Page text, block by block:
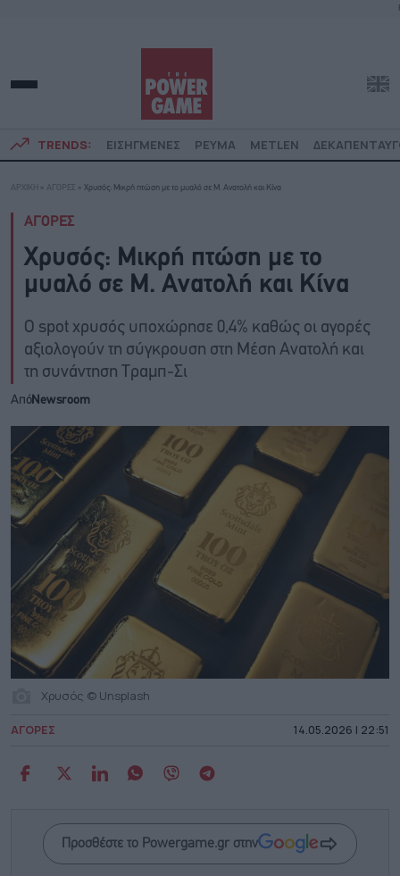
TRENDS: ΕΙΣΗΓΜΕΝΕΣ ΡΕΥΜΑ METLEN
ΑΡΧΙΚΗ » ΑΓΟΡΕΣ » Χρυσός: Μικρή πτώση με το μυαλό σε Μ. Ανατολή και Κίνα
ΑΓΟΡΕΣ
Χρυσός: Μικρή πτώση με το
μυαλό σε Μ. Ανατολή και Κίνα
Ο spot χρυσός υποχώρησε 0,4% καθώς οι αγορές
αξιολογούν τη σύγκρουση στη Μέση Ανατολή και
τη συνάντηση Τραμπ-Σι
ΑπόNewsroom
Χρυσός © Unsplash
ΑΓΟΡΕΣ 14.05.2026 | 22:51
Προσθέστε το Powergame.gr στην